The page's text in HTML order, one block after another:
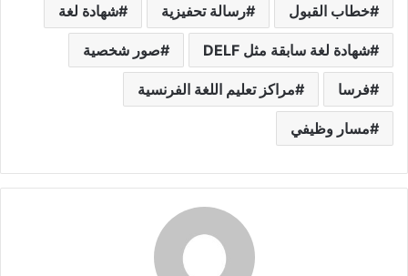
خطاب القبول رسالة تحفيزية شهادة لغة
شهادة لغة سابقة مثل DELF صور شخصية
فرسا مراكز تعليم اللغة الفرنسية
مسار وظيفي